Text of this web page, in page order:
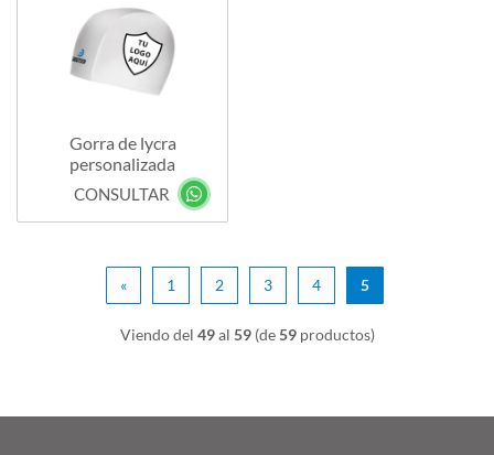
Gorra de lycra
personalizada
CONSULTAR
« 1 2 3 4 5
Viendo del 49al 59(de59productos)